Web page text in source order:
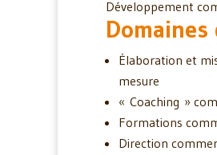
Développement
Domaines
Élaboration et
mesure
« Coaching »
Formations
Direction